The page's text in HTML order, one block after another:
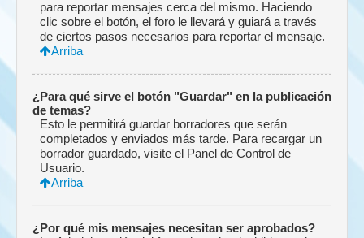
para reportar mensajes cerca del mismo. Haciendo
clic sobre el botón, el foro le llevará y guiará a través
de ciertos pasos necesarios para reportar el mensaje.
Arriba
¿Para qué sirve el botón "Guardar" en la publicación
de temas?
Esto le permitirá guardar borradores que serán
completados y enviados más tarde. Para recargar un
borrador guardado, visite el Panel de Control de
Usuario.
Arriba
¿Por qué mis mensajes necesitan ser aprobados?